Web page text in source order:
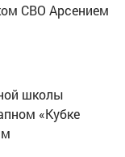
СВО Арсением
школы
«Кубке